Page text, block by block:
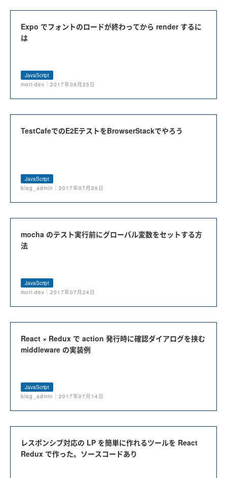
Expo でフォントのロードが終わってから render するに
は
JavaScript
mori-dev｜2017年09月25日
TestCafeでのE2EテストをBrowserStackでやろう
JavaScript
blog_admin｜2017年07月26日
mocha のテスト実行前にグローバル変数をセットする方
法
JavaScript
mori-dev｜2017年07月24日
React × Redux で action 発行時に確認ダイアログを挟む
middleware の実装例
JavaScript
blog_admin｜2017年07月14日
レスポンシブ対応の LP を簡単に作れるツールを React
Redux で作った。ソースコードあり